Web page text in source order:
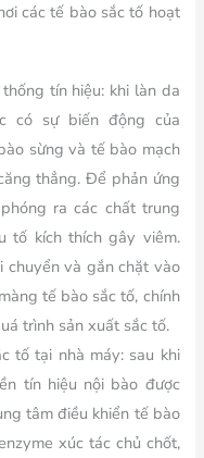
các tế bào sắc tố hoạt
tín hiệu: khi làn da
có sự biến động của
sừng và tế bào mạch
thẳng. Để phản ứng
ra các chất trung
tố kích thích gây viêm.
chuyển và gắn chặt vào
tế bào sắc tố, chính
trình sản xuất sắc tố.
tố tại nhà máy: sau khi
tín hiệu nội bào được
tâm điều khiển tế bào
xúc tác chủ chốt,